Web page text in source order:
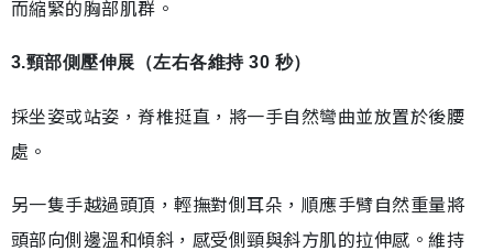
而縮緊的胸部肌群。
3.頸部側壓伸展（左右各維持 30 秒）
採坐姿或站姿，脊椎挺直，將一手自然彎曲並放置於後腰
處。
另一隻手越過頭頂，輕撫對側耳朵，順應手臂自然重量將
頭部向側邊溫和傾斜，感受側頸與斜方肌的拉伸感。維持